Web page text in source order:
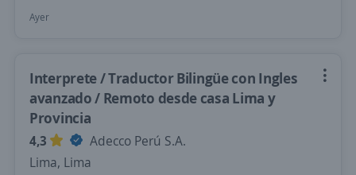
Ayer
Interprete / Traductor Bilingüe con Ingles
avanzado / Remoto desde casa Lima y
Provincia
4,3
Adecco Perú S.A.
Lima, Lima